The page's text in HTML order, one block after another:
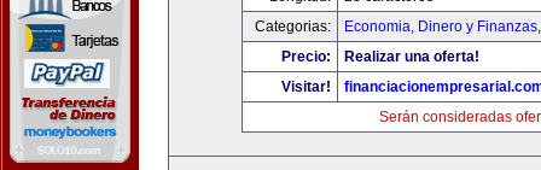
Categorias:
Economia, Dinero y Finanzas
Precio:
Realizar una oferta!
Visitar!
Serán consideradas